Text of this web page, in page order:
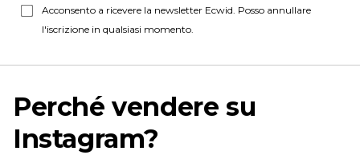
Acconsento a ricevere la newsletter Ecwid. Posso annullare
l'iscrizione in qualsiasi momento.
Perché vendere su
Instagram?